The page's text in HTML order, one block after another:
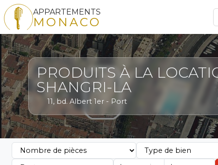
APPARTEMENTS
MONACO
PRODUITS À LA
SHANGRI-LA
11, bd. Albert 1er - Port